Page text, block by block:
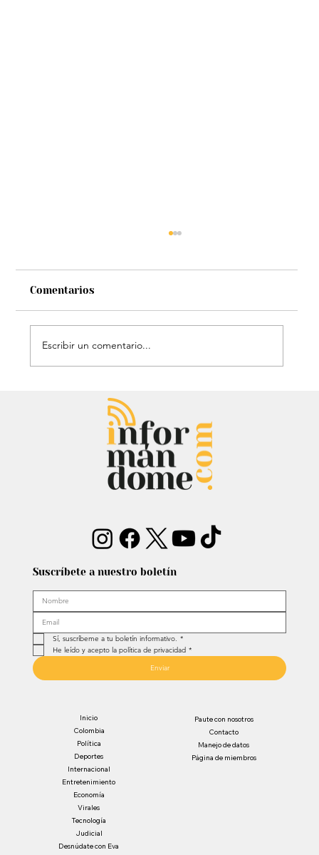
Chayanne se animó a trend viral y
dejó mensaje: “Antes de ser tu
Comentarios
Escribir un comentario...
Suscríbete a nuestro boletín
Sí, suscríbeme a tu boletín informativo. *
He leído y acepto la política de privacidad *
Enviar
Inicio
Colombia
Política
Deportes
Internacional
Entretenimiento
Economía
Virales
Tecnología
Judicial
Desnúdate con Eva
Paute con nosotros
Contacto
Manejo de datos
Página de miembros